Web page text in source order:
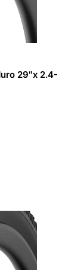
29″x 2.4-